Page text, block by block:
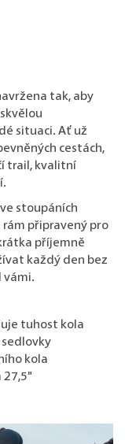
tak, aby
situaci. Ať už
cestách,
trail, kvalitní
stoupáních
připravený pro
příjemně
každý den bez
vámi.
tuhost kola
kola
27,5"